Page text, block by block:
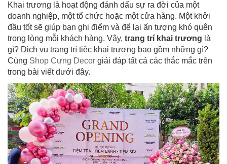
Khai trương là hoạt động đánh dấu sự ra đời của một
doanh nghiệp, một tổ chức hoặc một cửa hàng. Một khởi
đầu tốt sẽ giúp bạn ghi điểm và để lại ấn tượng khó quên
trong lòng mỗi khách hàng. Vậy, trang trí khai trương là
gì? Dịch vụ trang trí tiệc khai trương bao gồm những gì?
Cùng Shop Cưng Decor giải đáp tất cả các thắc mắc trên
trong bài viết dưới đây.